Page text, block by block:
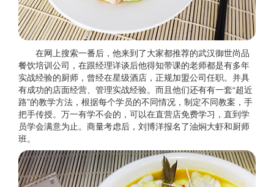
在网上搜索一番后，他来到了大家都推荐的武汉御世尚品
餐饮培训公司，在跟经理详谈后他得知带课的老师都是有多年
实战经验的厨师，曾经在星级酒店，正规加盟公司任职。并具
有成功的店面经营、管理实战经验。而且他们还有有一套“超近
路”的教学方法，根据每个学员的不同情况，制定不同教案，手
把手传授。万一有学不会的，可以在直营店免费学习，直到学
员学会满意为止。商量考虑后，刘博洋报名了油焖大虾和厨师
班。